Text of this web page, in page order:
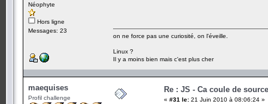
Néophyte
Hors ligne
Messages: 23
on ne force pas une curiosité, on l'éveille.
Linux ?
Il y a moins bien mais c'est plus cher
maequises
Profil challenge
Re : JS - Ca coule de source
« #31 le: 21 Juin 2010 à 08:06:24 »